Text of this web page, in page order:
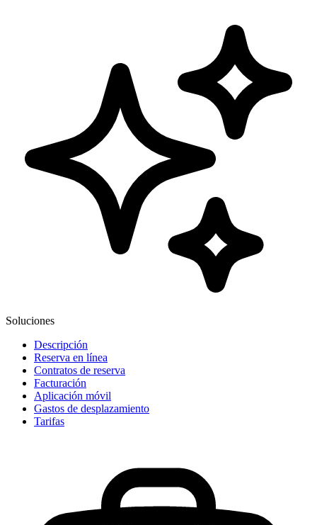
Soluciones
Descripción
Reserva en línea
Contratos de reserva
Facturación
Aplicación móvil
Gastos de desplazamiento
Tarifas